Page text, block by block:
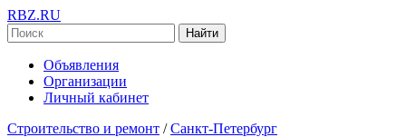
RBZ.RU
Найти
Объявления
Организации
Личный кабинет
Строительство и ремонт / Санкт-Петербург